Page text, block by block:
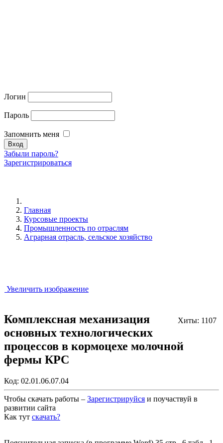
Логин
Пароль
Запомнить меня
Забыли пароль?
Зарегистрироваться
Главная
Курсовые проекты
Промышленность по отраслям
Аграрная отрасль, сельское хозяйство
Увеличить изображение
Хиты: 1107
Комплексная механизация
основных технологических
процессов в кормоцехе молочной
фермы КРС
Код: 02.01.06.07.04
Чтобы скачать работы – Зарегистрируйся и поучаствуй в
развитии сайта
Как тут скачать?